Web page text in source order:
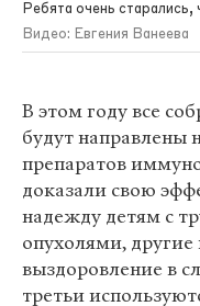
Ребята очень
Видео: Евгения Ванеева
В этом году все
будут направлены
препаратов
доказали свою
надежду детям с
опухолями,
выздоровление в
третьи